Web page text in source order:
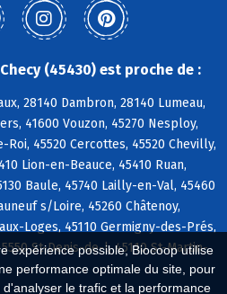
expérience possible, Biocoop utilise
performance optimale du site, pour
le trafic et la performance
(45430) est proche de :
28140 Dambron, 28140 Lumeau,
41600 Vouzon, 45270 Nesploy,
Roi, 45520 Cercottes, 45520 Chevilly,
Lion-en-Beauce, 45410 Ruan,
Baule, 45740 Lailly-en-Val, 45460
s/Loire, 45260 Châtenoy,
Loges, 45110 Germigny-des-Prés,
St-Denis-de-l, 45110 St-Martin-